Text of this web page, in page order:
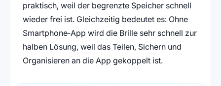
praktisch, weil der begrenzte Speicher schnell
wieder frei ist. Gleichzeitig bedeutet es: Ohne
Smartphone‑App wird die Brille sehr schnell zur
halben Lösung, weil das Teilen, Sichern und
Organisieren an die App gekoppelt ist.